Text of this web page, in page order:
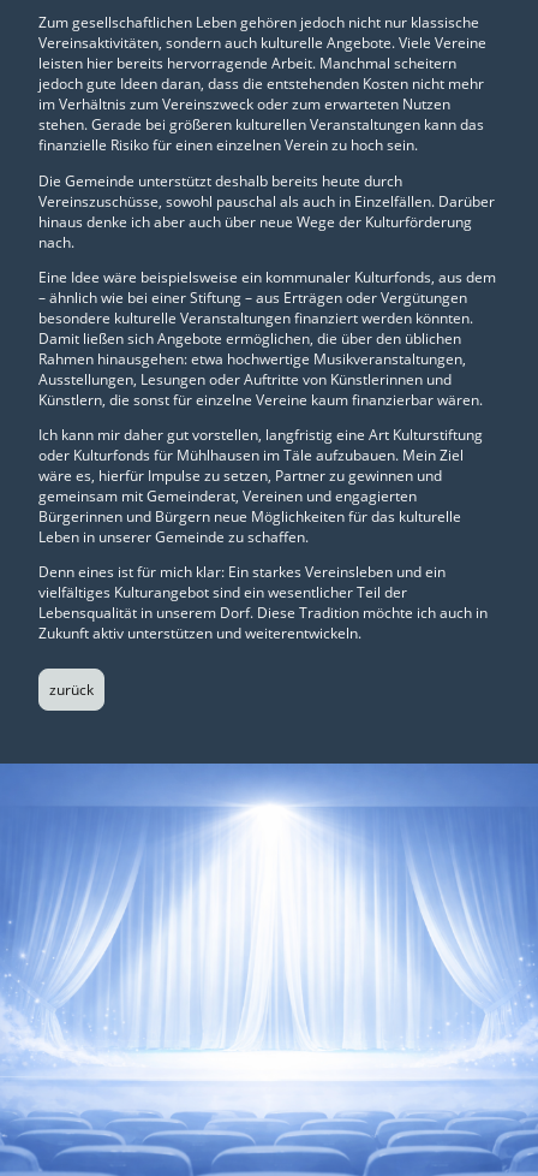
Zum gesellschaftlichen Leben gehören jedoch nicht nur klassische
Vereinsaktivitäten, sondern auch kulturelle Angebote. Viele Vereine
leisten hier bereits hervorragende Arbeit. Manchmal scheitern
jedoch gute Ideen daran, dass die entstehenden Kosten nicht mehr
im Verhältnis zum Vereinszweck oder zum erwarteten Nutzen
stehen. Gerade bei größeren kulturellen Veranstaltungen kann das
finanzielle Risiko für einen einzelnen Verein zu hoch sein.
Die Gemeinde unterstützt deshalb bereits heute durch
Vereinszuschüsse, sowohl pauschal als auch in Einzelfällen. Darüber
hinaus denke ich aber auch über neue Wege der Kulturförderung
nach.
Eine Idee wäre beispielsweise ein kommunaler Kulturfonds, aus dem
– ähnlich wie bei einer Stiftung – aus Erträgen oder Vergütungen
besondere kulturelle Veranstaltungen finanziert werden könnten.
Damit ließen sich Angebote ermöglichen, die über den üblichen
Rahmen hinausgehen: etwa hochwertige Musikveranstaltungen,
Ausstellungen, Lesungen oder Auftritte von Künstlerinnen und
Künstlern, die sonst für einzelne Vereine kaum finanzierbar wären.
Ich kann mir daher gut vorstellen, langfristig eine Art Kulturstiftung
oder Kulturfonds für Mühlhausen im Täle aufzubauen. Mein Ziel
wäre es, hierfür Impulse zu setzen, Partner zu gewinnen und
gemeinsam mit Gemeinderat, Vereinen und engagierten
Bürgerinnen und Bürgern neue Möglichkeiten für das kulturelle
Leben in unserer Gemeinde zu schaffen.
Denn eines ist für mich klar: Ein starkes Vereinsleben und ein
vielfältiges Kulturangebot sind ein wesentlicher Teil der
Lebensqualität in unserem Dorf. Diese Tradition möchte ich auch in
Zukunft aktiv unterstützen und weiterentwickeln.
zurück